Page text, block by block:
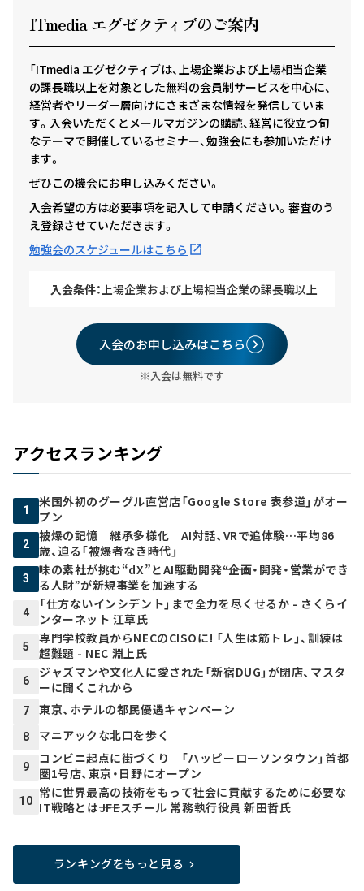
ITmedia エグゼクティ ブのご案内
「ITmedia エグゼクティブは、上場企業および上場相当企業
の課長職以上を対象とした無料の会員制サービスを中心に、
経営者やリーダー層向けにさまざまな情報を発信していま
す。入会いただくとメールマガジンの購読、経営に役立つ旬
なテーマで開催しているセミナー、勉強会にも参加いただけ
ます。
ぜひこの機会にお申し込みください。
入会希望の方は必要事項を記入して申請ください。審査のう
え登録させていただきます。
勉強会のスケジュールはこちら
入会条件： 上場企業および上場相当企業の課長職以上
入会のお申し込みはこちら
※入会は無料です
アクセスランキング
1
米国外初のグーグル直営店「Google Store 表参道」がオー
プン
2
被爆の記憶 継承多様化 AI対話、VRで追体験…平均86
歳、迫る「被爆者なき時代」
3
味の素社が挑む“dX”とAI駆動開発――“企画・開発・営業ができ
る人財”が新規事業を加速する
4
「仕方ないインシデント」まで全力を尽くせるか - さくらイ
ンターネット 江草氏
5
専門学校教員からNECのCISOに! 「人生は筋トレ」、訓練は
超難題 - NEC 淵上氏
6
ジャズマンや文化人に愛された「新宿DUG」が閉店、マスタ
ーに聞くこれから
7 東京、ホテルの都民優遇キャンペーン
8 マニアックな北口を歩く
9
コンビニ起点に街づくり 「ハッピーローソンタウン」首都
圏1号店、東京・日野にオープン
10
常に世界最高の技術をもって社会に貢献するために必要な
IT戦略とは――JFEスチール 常務執行役員 新田哲氏
ランキングをもっと見る